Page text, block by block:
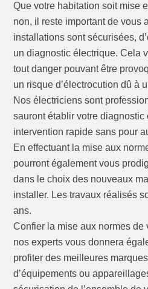
Que votre habitation soit mise
non, il reste important de vous
installations sont sécurisées,
un diagnostic électrique. Cela
tout danger pouvant être
un risque d’électrocution dû à
Nos électriciens sont
sauront établir votre
intervention rapide sans pour
En effectuant la mise aux
pourront également vous
dans le choix des nouveaux
installer. Les travaux réalisés
ans.
Confier la mise aux normes de
nos experts vous donnera
profiter des meilleures
d’équipements ou